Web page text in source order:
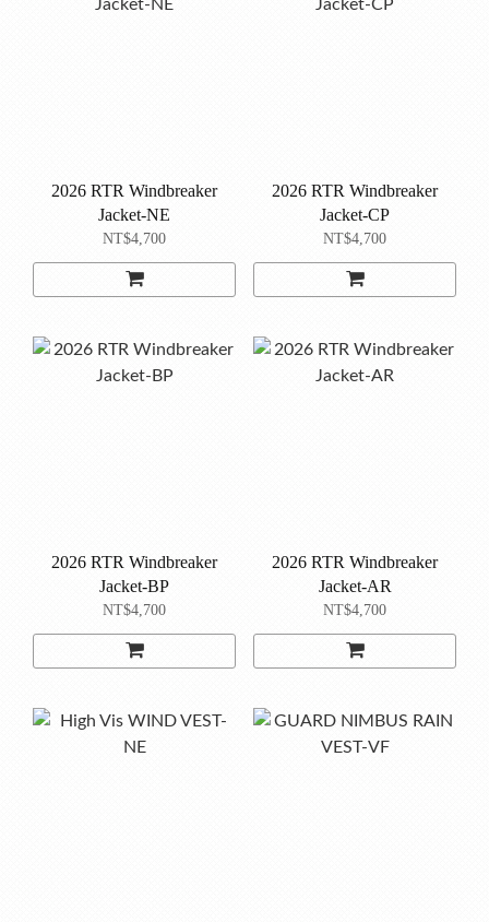
2026 RTR Windbreaker
Jacket-NE
NT$4,700
2026 RTR Windbreaker
Jacket-CP
NT$4,700
2026 RTR Windbreaker
Jacket-BP
NT$4,700
2026 RTR Windbreaker
Jacket-AR
NT$4,700